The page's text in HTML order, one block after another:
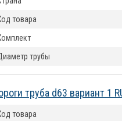
товара
трубы
труба d63 вариант 1
товара